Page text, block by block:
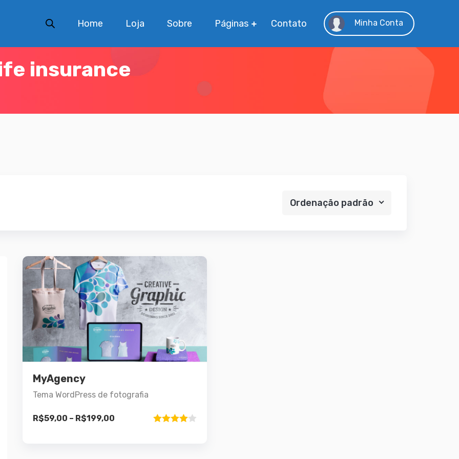
Home Loja Sobre Páginas Contato Minha Conta
insurance
Ordenação padrão
MyAgency
Tema WordPress de fotografia
R$59,00 – R$199,00
Demo
Detalhes
várias